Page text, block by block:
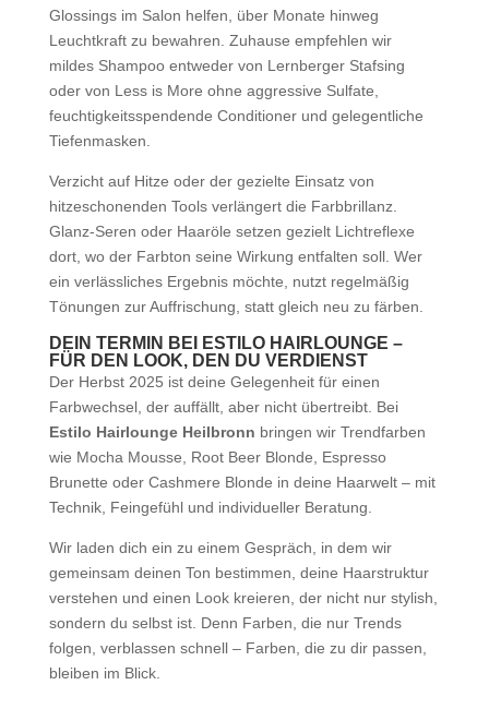
Glossings im Salon helfen, über Monate hinweg
Leuchtkraft zu bewahren. Zuhause empfehlen wir
mildes Shampoo entweder von Lernberger Stafsing
oder von Less is More ohne aggressive Sulfate,
feuchtigkeitsspendende Conditioner und gelegentliche
Tiefenmasken.
Verzicht auf Hitze oder der gezielte Einsatz von
hitzeschonenden Tools verlängert die Farbbrillanz.
Glanz-Seren oder Haaröle setzen gezielt Lichtreflexe
dort, wo der Farbton seine Wirkung entfalten soll. Wer
ein verlässliches Ergebnis möchte, nutzt regelmäßig
Tönungen zur Auffrischung, statt gleich neu zu färben.
DEIN TERMIN BEI ESTILO HAIRLOUNGE –
FÜR DEN LOOK, DEN DU VERDIENST
Der Herbst 2025 ist deine Gelegenheit für einen
Farbwechsel, der auffällt, aber nicht übertreibt. Bei
Estilo Hairlounge Heilbronn bringen wir Trendfarben
wie Mocha Mousse, Root Beer Blonde, Espresso
Brunette oder Cashmere Blonde in deine Haarwelt – mit
Technik, Feingefühl und individueller Beratung.
Wir laden dich ein zu einem Gespräch, in dem wir
gemeinsam deinen Ton bestimmen, deine Haarstruktur
verstehen und einen Look kreieren, der nicht nur stylish,
sondern du selbst ist. Denn Farben, die nur Trends
folgen, verblassen schnell – Farben, die zu dir passen,
bleiben im Blick.